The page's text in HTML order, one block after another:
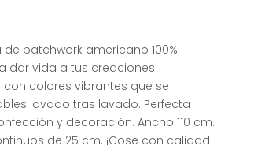
patchwork americano 100%
dar vida a tus creaciones.
con colores vibrantes que se
lavado tras lavado. Perfecta
y decoración. Ancho 110 cm.
de 25 cm. ¡Cose con calidad